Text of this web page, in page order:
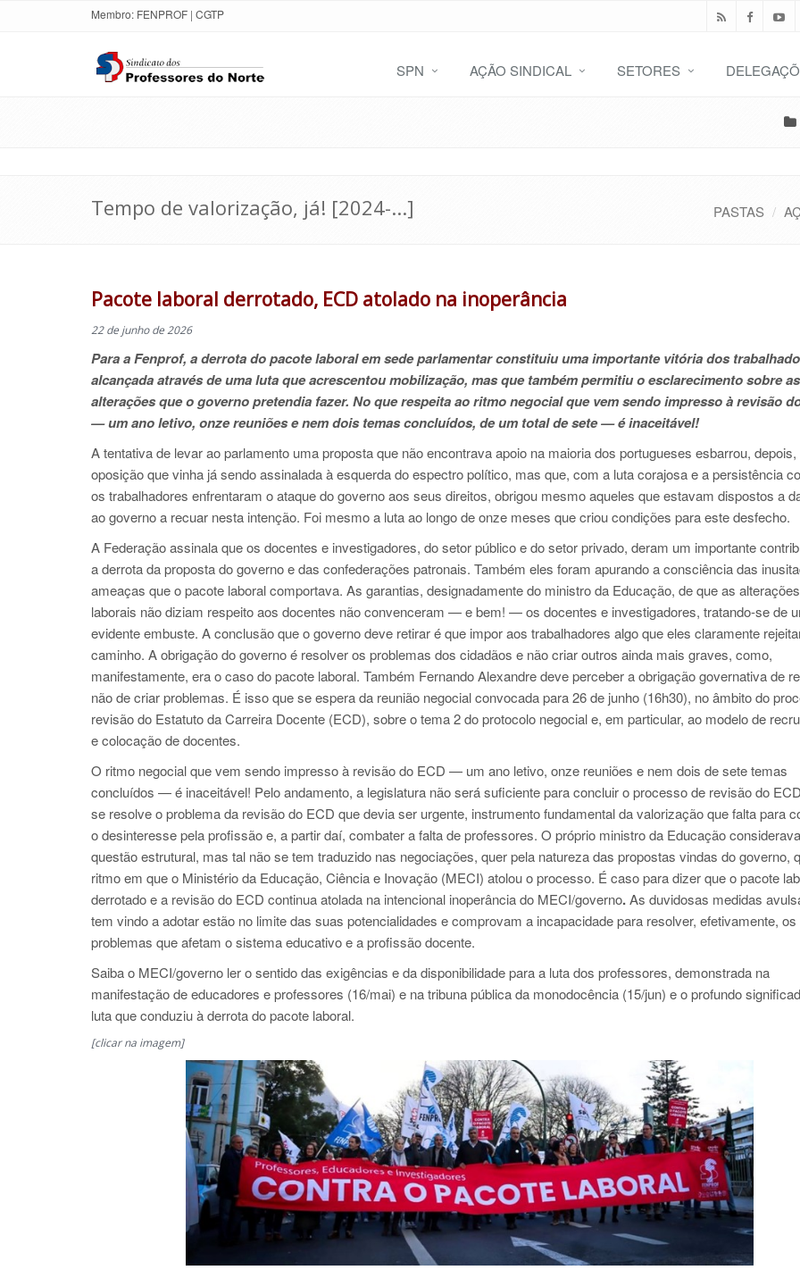
Membro: FENPROF | CGTP
SPN AÇÃO SINDICAL SETORES
Tempo de valorização, já! [2024-...] PASTAS
Pacote laboral derrotado, ECD atolado na inoperância
22 de junho de 2026
Para a Fenprof, a derrota do pacote laboral em sede parlamentar constituiu uma importante vitória dos
alcançada através de uma luta que acrescentou mobilização, mas que também permitiu o esclarecimento sobre as
alterações que o governo pretendia fazer. No que respeita ao ritmo negocial que vem sendo impresso à revisão
— um ano letivo, onze reuniões e nem dois temas concluídos, de um total de sete — é inaceitável!
A tentativa de levar ao parlamento uma proposta que não encontrava apoio na maioria dos portugueses esbarrou, depois,
oposição que vinha já sendo assinalada à esquerda do espectro político, mas que, com a luta corajosa e a persistência
os trabalhadores enfrentaram o ataque do governo aos seus direitos, obrigou mesmo aqueles que estavam dispostos a
ao governo a recuar nesta intenção. Foi mesmo a luta ao longo de onze meses que criou condições para este desfecho.
A Federação assinala que os docentes e investigadores, do setor público e do setor privado, deram um importante
a derrota da proposta do governo e das confederações patronais. Também eles foram apurando a consciência das
ameaças que o pacote laboral comportava. As garantias, designadamente do ministro da Educação, de que as alterações
laborais não diziam respeito aos docentes não convenceram — e bem! — os docentes e investigadores, tratando-se de
evidente embuste. A conclusão que o governo deve retirar é que impor aos trabalhadores algo que eles claramente
caminho. A obrigação do governo é resolver os problemas dos cidadãos e não criar outros ainda mais graves, como,
manifestamente, era o caso do pacote laboral. Também Fernando Alexandre deve perceber a obrigação governativa de
não de criar problemas. É isso que se espera da reunião negocial convocada para 26 de junho (16h30), no âmbito do
revisão do Estatuto da Carreira Docente (ECD), sobre o tema 2 do protocolo negocial e, em particular, ao modelo de
e colocação de docentes.
O ritmo negocial que vem sendo impresso à revisão do ECD — um ano letivo, onze reuniões e nem dois de sete temas
concluídos — é inaceitável! Pelo andamento, a legislatura não será suficiente para concluir o processo de revisão do
se resolve o problema da revisão do ECD que devia ser urgente, instrumento fundamental da valorização que falta para
o desinteresse pela profissão e, a partir daí, combater a falta de professores. O próprio ministro da Educação considerava
questão estrutural, mas tal não se tem traduzido nas negociações, quer pela natureza das propostas vindas do governo,
ritmo em que o Ministério da Educação, Ciência e Inovação (MECI) atolou o processo. É caso para dizer que o pacote
derrotado e a revisão do ECD continua atolada na intencional inoperância do MECI/governo.As duvidosas medidas
tem vindo a adotar estão no limite das suas potencialidades e comprovam a incapacidade para resolver, efetivamente, os
problemas que afetam o sistema educativo e a profissão docente.
Saiba o MECI/governo ler o sentido das exigências e da disponibilidade para a luta dos professores, demonstrada na
manifestação de educadores e professores (16/mai) e na tribuna pública da monodocência (15/jun) e o profundo
luta que conduziu à derrota do pacote laboral.
[clicar na imagem]